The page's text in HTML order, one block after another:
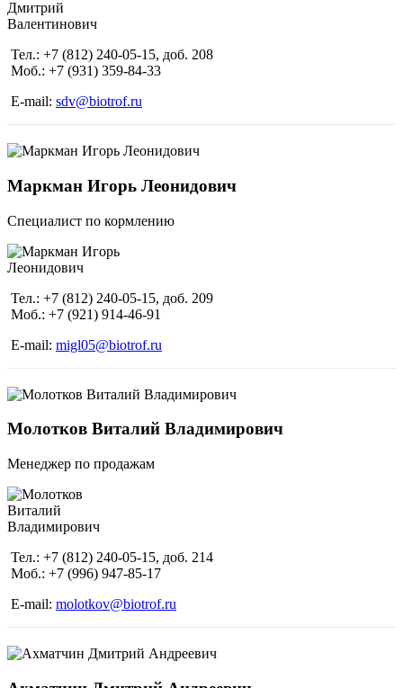
Тел.: +7 (812) 240-05-15, доб. 208
Моб.: +7 (931) 359-84-33
E-mail: sdv@biotrof.ru
Маркман Игорь Леонидович
Специалист по кормлению
Тел.: +7 (812) 240-05-15, доб. 209
Моб.: +7 (921) 914-46-91
E-mail: migl05@biotrof.ru
Молотков Виталий Владимирович
Менеджер по продажам
Тел.: +7 (812) 240-05-15, доб. 214
Моб.: +7 (996) 947-85-17
E-mail: molotkov@biotrof.ru